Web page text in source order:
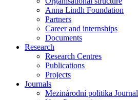
Anna Lindh Foundation
Partners
Career and internships
Documents
Research
Research Centres
Publications
Projects
Journals
Mezinárodní politika Journal